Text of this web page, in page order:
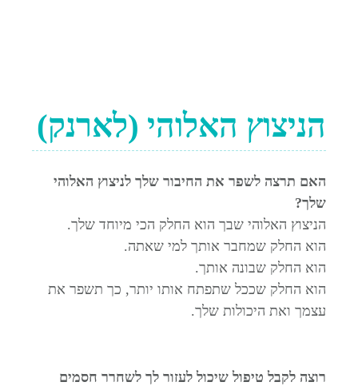
הניצוץ האלוהי (לארנק)
האם תרצה לשפר את החיבור שלך לניצוץ האלוהי
שלך?
הניצוץ האלוהי שבך הוא החלק הכי מיוחד שלך.
הוא החלק שמחבר אותך למי שאתה.
הוא החלק שבונה אותך.
הוא החלק שככל שתפתח אותו יותר, כך תשפר את
עצמך ואת היכולות שלך.
רוצה לקבל טיפול שיכול לעזור לך לשחרר חסמים